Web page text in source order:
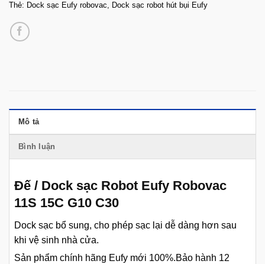
Thẻ: Dock sạc Eufy robovac, Dock sạc robot hút bụi Eufy
Mô tả
Bình luận
Đế / Dock sạc Robot Eufy Robovac
11S 15C G10 C30
Dock sạc bổ sung, cho phép sạc lại dễ dàng hơn sau
khi vệ sinh nhà cửa.
Sản phẩm chính hãng Eufy mới 100%.Bảo hành 12